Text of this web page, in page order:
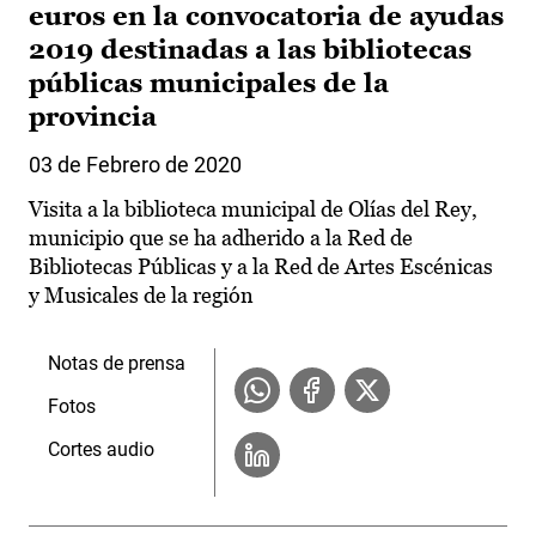
euros en la convocatoria de ayudas
2019 destinadas a las bibliotecas
públicas municipales de la
provincia
03 de Febrero de 2020
Visita a la biblioteca municipal de Olías del Rey,
municipio que se ha adherido a la Red de
Bibliotecas Públicas y a la Red de Artes Escénicas
y Musicales de la región
Notas de prensa
Fotos
Cortes audio